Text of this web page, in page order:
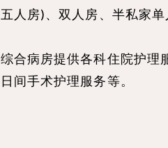
五人房)、双人房、半私家单
综合病房提供各科住院护理
日间手术护理服务等。